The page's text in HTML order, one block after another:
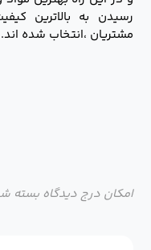
رسیدن به بالاترین
مشتریان ،انتخاب شده اند.
امکان درج دیدگاه بسته